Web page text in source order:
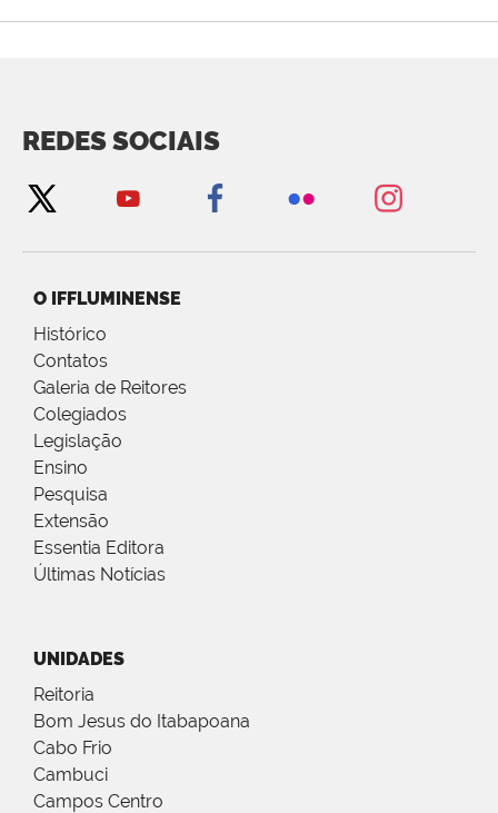
REDES SOCIAIS
O IFFLUMINENSE
Histórico
Contatos
Galeria de Reitores
Colegiados
Legislação
Ensino
Pesquisa
Extensão
Essentia Editora
Últimas Notícias
UNIDADES
Reitoria
Bom Jesus do Itabapoana
Cabo Frio
Cambuci
Campos Centro